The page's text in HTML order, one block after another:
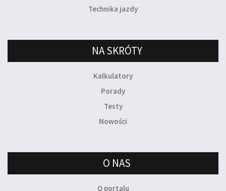
Technika jazdy
NA SKRÓTY
Kalkulatory
Porady
Testy
Nowości
O NAS
O portalu